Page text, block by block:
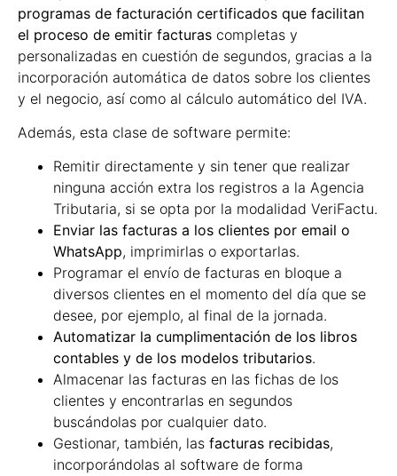
programas de facturación certificados que facilitan
el proceso de emitir facturas completas y
personalizadas en cuestión de segundos, gracias a la
incorporación automática de datos sobre los clientes
y el negocio, así como al cálculo automático del IVA.
Además, esta clase de software permite:
Remitir directamente y sin tener que realizar
ninguna acción extra los registros a la Agencia
Tributaria, si se opta por la modalidad VeriFactu.
Enviar las facturas a los clientes por email o
WhatsApp, imprimirlas o exportarlas.
Programar el envío de facturas en bloque a
diversos clientes en el momento del día que se
desee, por ejemplo, al final de la jornada.
Automatizar la cumplimentación de los libros
contables y de los modelos tributarios.
Almacenar las facturas en las fichas de los
clientes y encontrarlas en segundos
buscándolas por cualquier dato.
Gestionar, también, las facturas recibidas,
incorporándolas al software de forma